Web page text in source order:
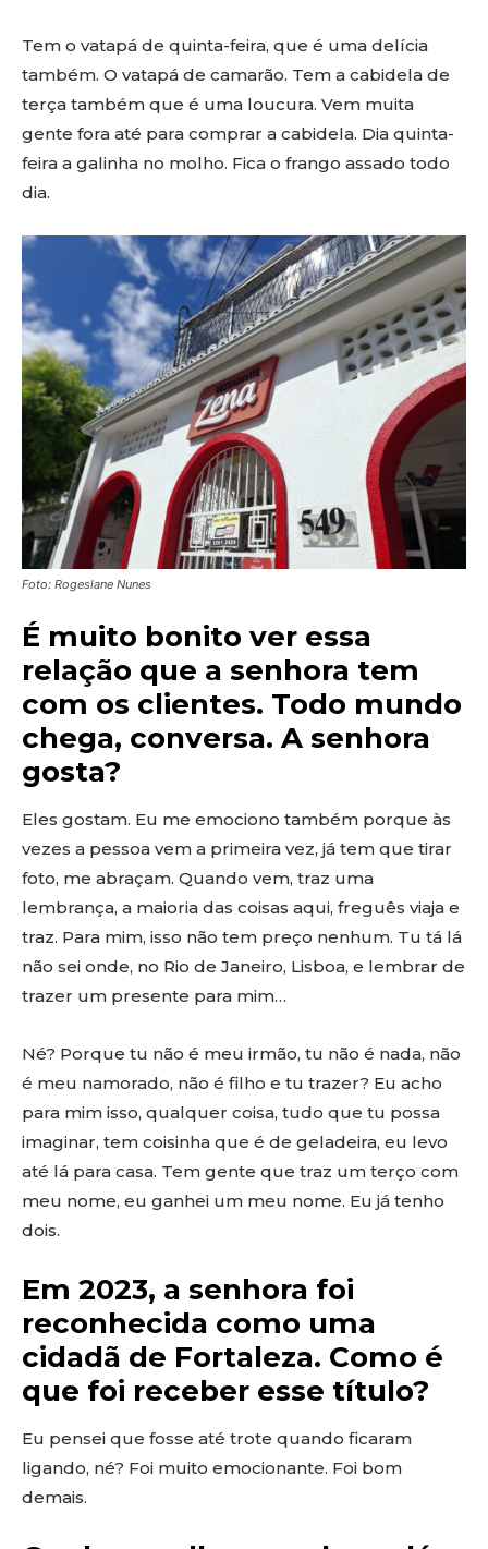
Tem o vatapá de quinta-feira, que é uma delícia
também. O vatapá de camarão. Tem a cabidela de
terça também que é uma loucura. Vem muita
gente fora até para comprar a cabidela. Dia quinta-
feira a galinha no molho. Fica o frango assado todo
dia.
Foto: Rogeslane Nunes
É muito bonito ver essa
relação que a senhora tem
com os clientes. Todo mundo
chega, conversa. A senhora
gosta?
Eles gostam. Eu me emociono também porque às
vezes a pessoa vem a primeira vez, já tem que tirar
foto, me abraçam. Quando vem, traz uma
lembrança, a maioria das coisas aqui, freguês viaja e
traz. Para mim, isso não tem preço nenhum. Tu tá lá
não sei onde, no Rio de Janeiro, Lisboa, e lembrar de
trazer um presente para mim…
Né? Porque tu não é meu irmão, tu não é nada, não
é meu namorado, não é filho e tu trazer? Eu acho
para mim isso, qualquer coisa, tudo que tu possa
imaginar, tem coisinha que é de geladeira, eu levo
até lá para casa. Tem gente que traz um terço com
meu nome, eu ganhei um meu nome. Eu já tenho
dois.
Em 2023, a senhora foi
reconhecida como uma
cidadã de Fortaleza. Como é
que foi receber esse título?
Eu pensei que fosse até trote quando ficaram
ligando, né? Foi muito emocionante. Foi bom
demais.